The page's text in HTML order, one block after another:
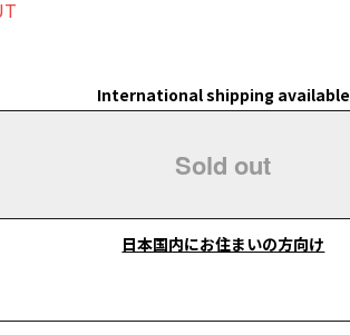
International shipping available
Sold out
日本国内にお住まいの方向け